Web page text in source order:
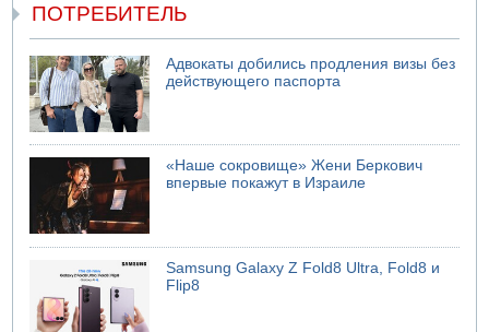
ПОТРЕБИТЕЛЬ
Адвокаты добились продления визы без
действующего паспорта
«Наше сокровище» Жени Беркович
впервые покажут в Израиле
Samsung Galaxy Z Fold8 Ultra, Fold8 и
Flip8